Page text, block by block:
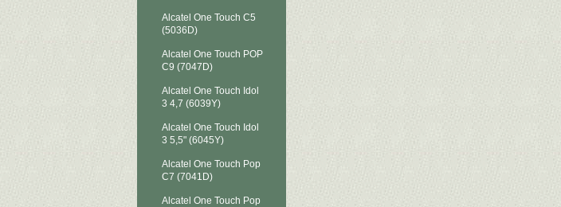
Alcatel One Touch C5
(5036D)
Alcatel One Touch POP
C9 (7047D)
Alcatel One Touch Idol
3 4,7 (6039Y)
Alcatel One Touch Idol
3 5,5" (6045Y)
Alcatel One Touch Pop
C7 (7041D)
Alcatel One Touch Pop